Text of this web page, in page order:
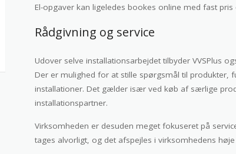
El-opgaver kan ligeledes bookes online med fast
Rådgivning og service
Udover selve installationsarbejdet tilbyder VVSPlus
Der er mulighed for at stille spørgsmål til produkter,
installationer. Det gælder især ved køb af særlige
installationspartner.
Virksomheden er desuden meget fokuseret på
tages alvorligt, og det afspejles i virksomhedens høje